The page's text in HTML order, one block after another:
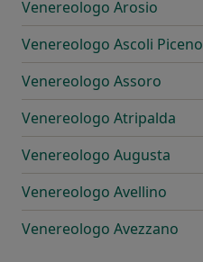
Venereologo Arosio
Venereologo Ascoli Piceno
Venereologo Assoro
Venereologo Atripalda
Venereologo Augusta
Venereologo Avellino
Venereologo Avezzano